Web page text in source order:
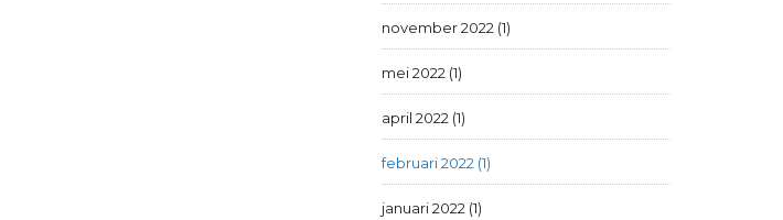
november 2022 (1)
mei 2022 (1)
april 2022 (1)
februari 2022 (1)
januari 2022 (1)